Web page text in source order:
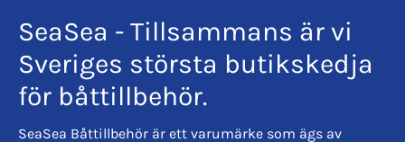
SeaSea - Tillsammans är vi
Sveriges största butikskedja
för båttillbehör.
SeaSea Båttillbehör är ett varumärke som ägs av